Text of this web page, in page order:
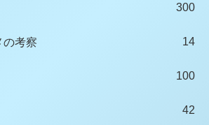
300
の考察 14
100
42